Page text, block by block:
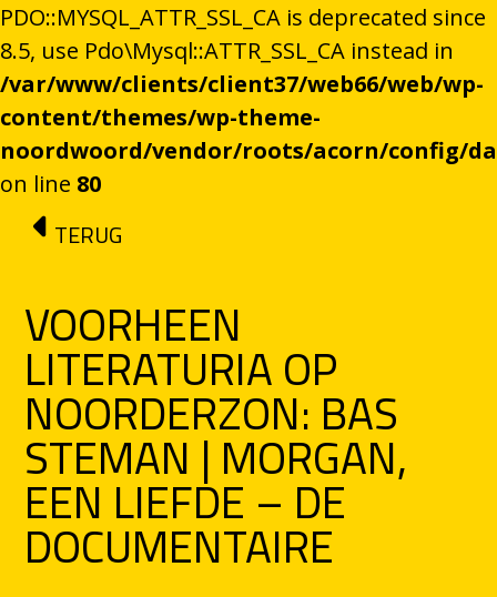
PDO::MYSQL_ATTR_SSL_CA is deprecated since
8.5, use Pdo\Mysql::ATTR_SSL_CA instead in
/var/www/clients/client37/web66/web/wp-
content/themes/wp-theme-
noordwoord/vendor/roots/acorn/config/
on line 80
Ga naar de inhoud
TERUG
VOORHEEN
LITERATURIA OP
NOORDERZON: BAS
STEMAN | MORGAN,
EEN LIEFDE – DE
DOCUMENTAIRE